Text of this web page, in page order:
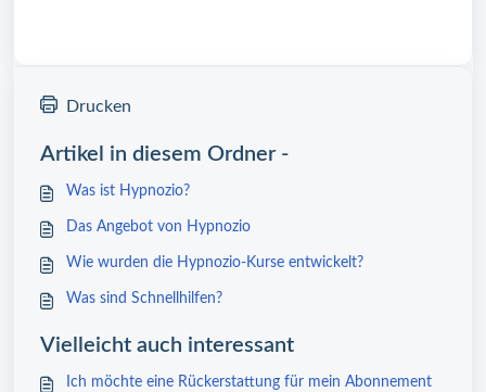
Drucken
Artikel in diesem Ordner -
Was ist Hypnozio?
Das Angebot von Hypnozio
Wie wurden die Hypnozio-Kurse entwickelt?
Was sind Schnellhilfen?
Vielleicht auch interessant
Ich möchte eine Rückerstattung für mein Abonnement